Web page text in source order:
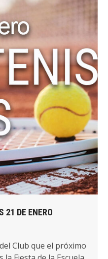
21 DE ENERO
Club que el próximo